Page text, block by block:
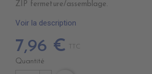
ZIP fermeture/assemblage.
Voir la description
7,96 € TTC
Quantité